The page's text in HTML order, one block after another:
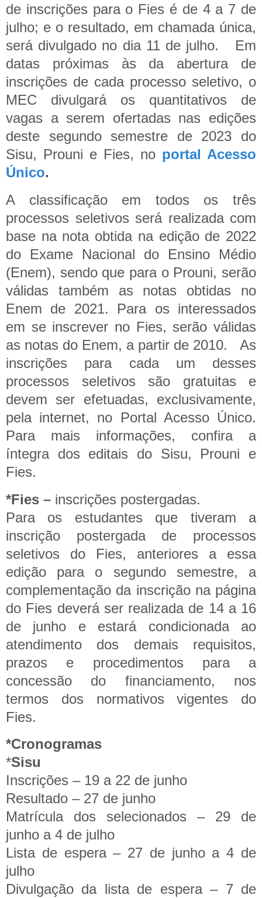
de inscrições para o Fies é de 4 a 7 de
julho; e o resultado, em chamada única,
será divulgado no dia 11 de julho. Em
datas próximas às da abertura de
inscrições de cada processo seletivo, o
MEC divulgará os quantitativos de
vagas a serem ofertadas nas edições
deste segundo semestre de 2023 do
Sisu, Prouni e Fies, no portal Acesso
Único.
A classificação em todos os três
processos seletivos será realizada com
base na nota obtida na edição de 2022
do Exame Nacional do Ensino Médio
(Enem), sendo que para o Prouni, serão
válidas também as notas obtidas no
Enem de 2021. Para os interessados
em se inscrever no Fies, serão válidas
as notas do Enem, a partir de 2010. As
inscrições para cada um desses
processos seletivos são gratuitas e
devem ser efetuadas, exclusivamente,
pela internet, no Portal Acesso Único.
Para mais informações, confira a
íntegra dos editais do Sisu, Prouni e
Fies.
*Fies – inscrições postergadas.
Para os estudantes que tiveram a
inscrição postergada de processos
seletivos do Fies, anteriores a essa
edição para o segundo semestre, a
complementação da inscrição na página
do Fies deverá ser realizada de 14 a 16
de junho e estará condicionada ao
atendimento dos demais requisitos,
prazos e procedimentos para a
concessão do financiamento, nos
termos dos normativos vigentes do
Fies.
*Cronogramas
*Sisu
Inscrições – 19 a 22 de junho
Resultado – 27 de junho
Matrícula dos selecionados – 29 de
junho a 4 de julho
Lista de espera – 27 de junho a 4 de
julho
Divulgação da lista de espera – 7 de